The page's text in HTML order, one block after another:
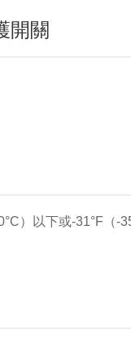
開關
）以下或-31°F（-